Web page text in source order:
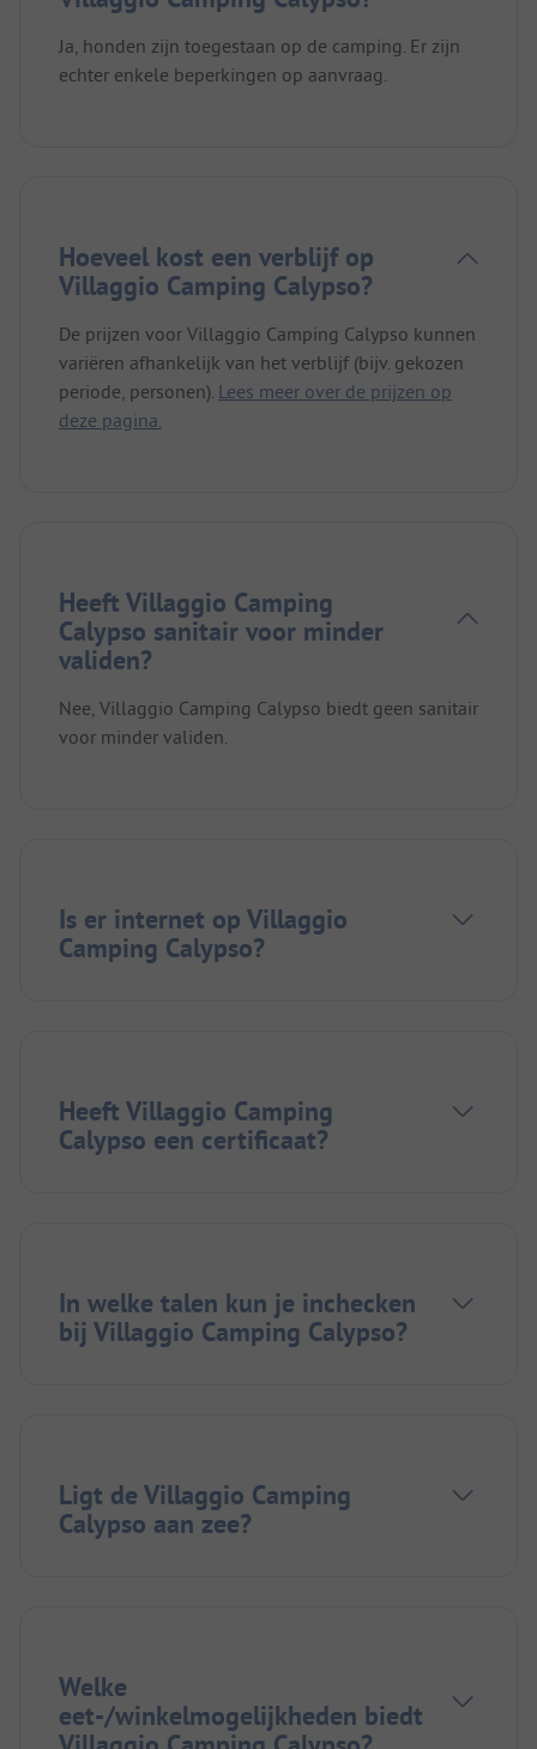
Ja, honden zijn toegestaan op de camping. Er zijn
echter enkele beperkingen op aanvraag.
Hoeveel kost een verblijf op
Villaggio Camping Calypso?
De prijzen voor Villaggio Camping Calypso kunnen
variëren afhankelijk van het verblijf (bijv. gekozen
periode, personen). Lees meer over de prijzen op
deze pagina.
Heeft Villaggio Camping
Calypso sanitair voor minder
validen?
Nee, Villaggio Camping Calypso biedt geen sanitair
voor minder validen.
Is er internet op Villaggio
Camping Calypso?
Heeft Villaggio Camping
Calypso een certificaat?
In welke talen kun je inchecken
bij Villaggio Camping Calypso?
Ligt de Villaggio Camping
Calypso aan zee?
Welke
eet-/winkelmogelijkheden biedt